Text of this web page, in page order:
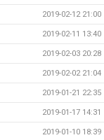
2019-02-12 21:00
2019-02-11 13:40
2019-02-03 20:28
2019-02-02 21:04
2019-01-21 22:35
2019-01-17 14:31
2019-01-10 18:39